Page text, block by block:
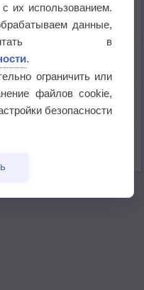
августа
6 августа
тёплым за всю
их использованием.
данные,
в
.
ограничить или
файлов cookie,
безопасности